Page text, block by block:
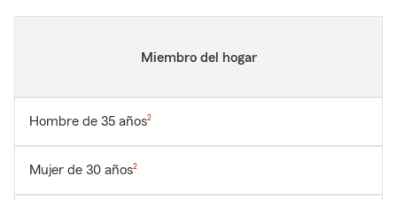
Miembro del hogar
Hombre de 35 años2
Mujer de 30 años2